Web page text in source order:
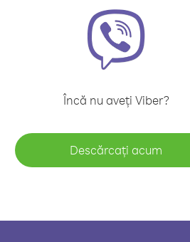
Încă nu aveți Viber?
Descărcați acum